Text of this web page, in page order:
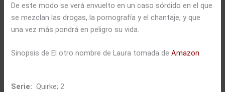
De este modo se verá envuelto en un caso sórdido en el que
se mezclan las drogas, la pornografía y el chantaje, y que
una vez más pondrá en peligro su vida.
Sinopsis de El otro nombre de Laura tomada deAmazon
Serie: Quirke; 2